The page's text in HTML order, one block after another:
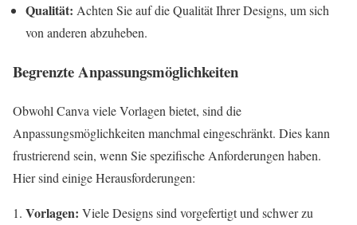
Qualität: Achten Sie auf die Qualität Ihrer Designs, um sich
von anderen abzuheben.
Begrenzte Anpassungsmöglichkeiten
Obwohl Canva viele Vorlagen bietet, sind die
Anpassungsmöglichkeiten manchmal eingeschränkt. Dies kann
frustrierend sein, wenn Sie spezifische Anforderungen haben.
Hier sind einige Herausforderungen:
Vorlagen: Viele Designs sind vorgefertigt und schwer zu